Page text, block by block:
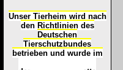
Unser Tierheim wird nach
den Richtlinien des
Deutschen
Tierschutzbundes
betrieben und wurde im